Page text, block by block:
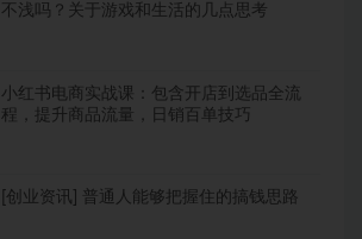
不浅吗？关于游戏和生活的几点思考
小红书电商实战课：包含开店到选品全流
程，提升商品流量，日销百单技巧
[创业资讯] 普通人能够把握住的搞钱思路